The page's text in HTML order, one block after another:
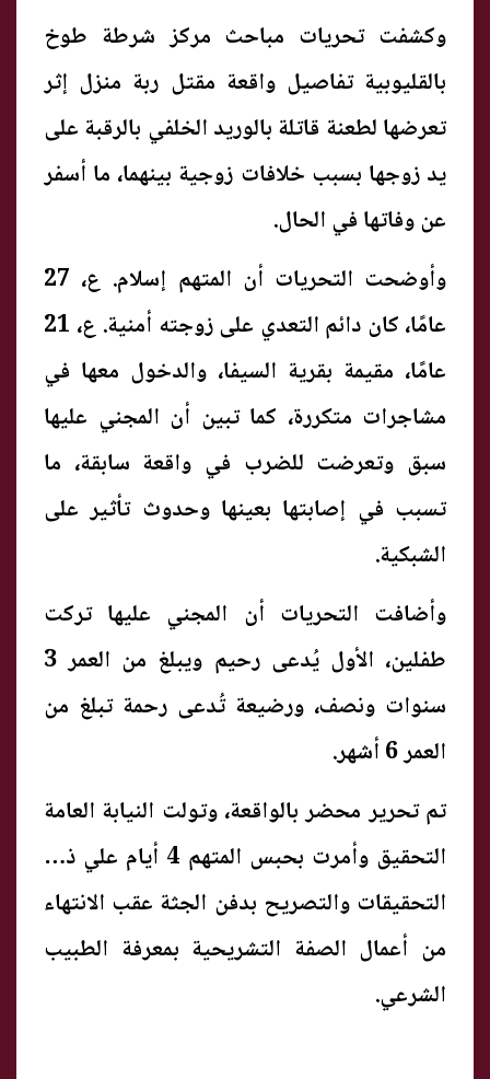
وكشفت تحريات مباحث مركز شرطة طوخ
بالقليوبية تفاصيل واقعة مقتل ربة منزل إثر
تعرضها لطعنة قاتلة بالوريد الخلفي بالرقبة على
يد زوجها بسبب خلافات زوجية بينهما، ما أسفر
عن وفاتها في الحال.
وأوضحت التحريات أن المتهم إسلام. ع، 27
عامًا، كان دائم التعدي على زوجته أمنية. ع، 21
عامًا، مقيمة بقرية السيفا، والدخول معها في
مشاجرات متكررة، كما تبين أن المجني عليها
سبق وتعرضت للضرب في واقعة سابقة، ما
تسبب في إصابتها بعينها وحدوث تأثير على
الشبكية.
وأضافت التحريات أن المجني عليها تركت
طفلين، الأول يُدعى رحيم ويبلغ من العمر 3
سنوات ونصف، ورضيعة تُدعى رحمة تبلغ من
العمر 6 أشهر.
تم تحرير محضر بالواقعة، وتولت النيابة العامة
التحقيق وأمرت بحبس المتهم 4 أيام علي ذمة
التحقيقات والتصريح بدفن الجثة عقب الانتهاء
من أعمال الصفة التشريحية بمعرفة الطبيب
الشرعي.